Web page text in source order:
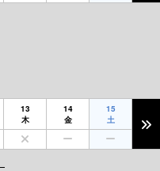
13
木
14
金
15
土